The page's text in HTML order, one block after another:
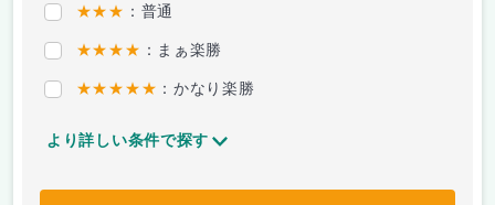
★★★ ：普通
★★★★ ：まぁ楽勝
★★★★★ ：かなり楽勝
より詳しい条件で探す